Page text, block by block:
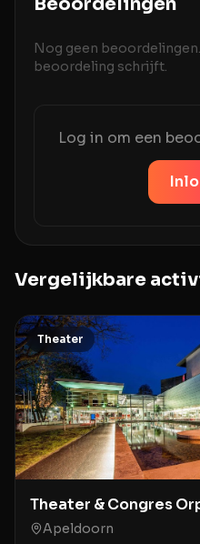
Nog geen
beoordeling schrijft.
Log in om een
Vergelijkbare
Theater
Theater & Congres
Apeldoorn